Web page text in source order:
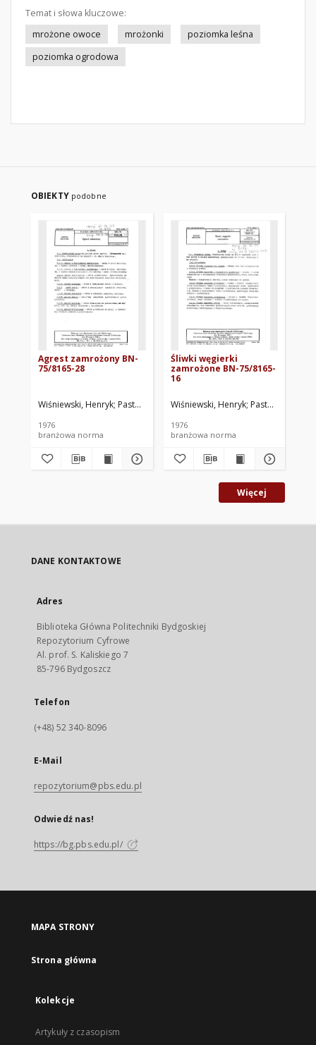
Temat i słowa kluczowe:
mrożone owoce
mrożonki
poziomka leśna
poziomka ogrodowa
OBIEKTY podobne
Agrest zamrożony BN-
75/8165-28
Wiśniewski, Henryk Pasternak, Elżbieta Wyszyński, Władysław
1976
branżowa norma
Śliwki węgierki
zamrożone BN-75/8165-
16
Wiśniewski, Henryk Pasternak,
1976
branżowa norma
Więcej
DANE KONTAKTOWE
Adres
Biblioteka Główna Politechniki Bydgoskiej
Repozytorium Cyfrowe
Al. prof. S. Kaliskiego 7
85-796 Bydgoszcz
Telefon
(+48) 52 340-8096
E-Mail
repozytorium@pbs.edu.pl
Odwiedź nas!
https://bg.pbs.edu.pl/
MAPA STRONY
Strona główna
Kolekcje
Artykuły z czasopism